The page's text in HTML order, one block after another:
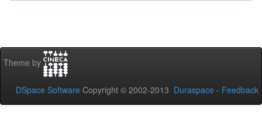
Theme by
DSpace Software Copyright © 2002-2013 Duraspace - Feedback